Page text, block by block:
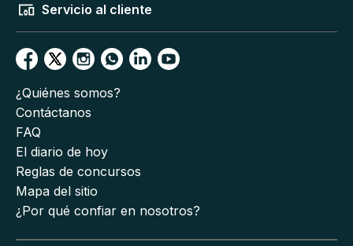
Servicio al cliente
¿Quiénes somos?
Contáctanos
FAQ
El diario de hoy
Reglas de concursos
Mapa del sitio
¿Por qué confiar en nosotros?